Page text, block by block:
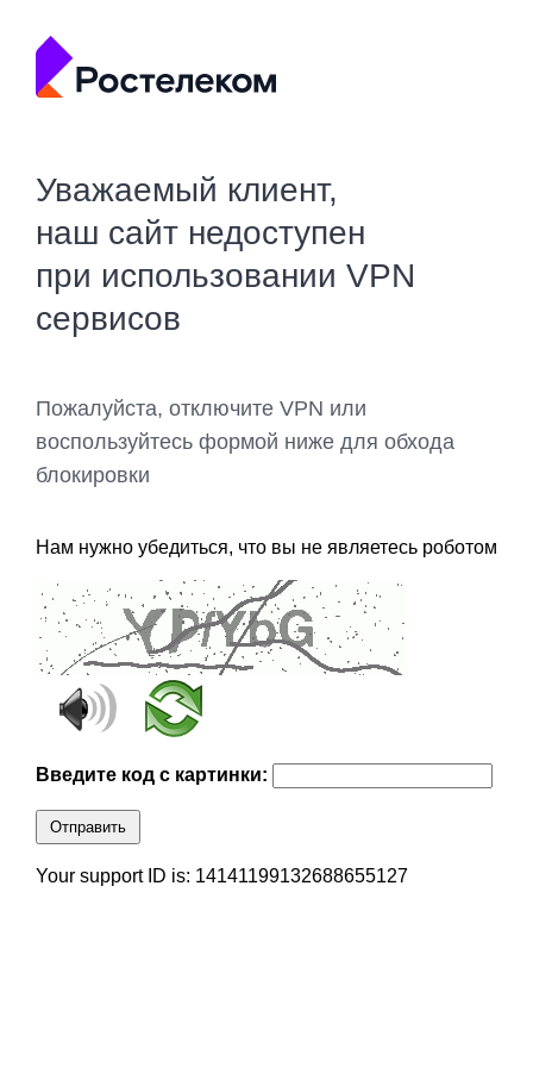
Уважаемый клиент,
наш сайт недоступен
при использовании VPN
сервисов
Пожалуйста, отключите VPN или
воспользуйтесь формой ниже для обхода
блокировки
Нам нужно убедиться, что вы не являетесь роботом
Введите код с картинки:
Отправить
Your support ID is: 14141199132688655127